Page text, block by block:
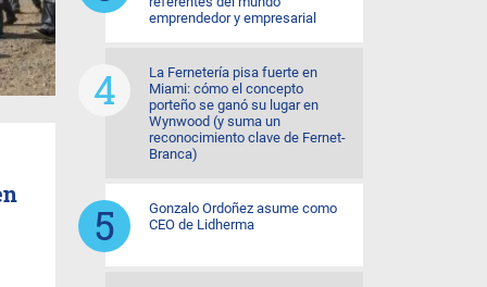
emprendedor y empresarial
La Fernetería pisa fuerte en
Miami: cómo el concepto
porteño se ganó su lugar en
Wynwood (y suma un
reconocimiento clave de Fernet-
Branca)
Gonzalo Ordoñez asume como
CEO de Lidherma